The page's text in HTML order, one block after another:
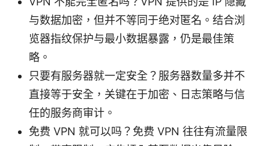
与数据加密，但并不等同于绝对匿名。结合浏
览器指纹保护与最小数据暴露，仍是最佳策
略。
只要有服务器就一定安全？服务器数量多并不
直接等于安全，关键在于加密、日志策略与信
任的服务商审计。
免费 VPN 就可以吗？免费 VPN 往往有流量限